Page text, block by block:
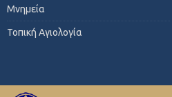
Μνημεία
Τοπική Αγιολογία